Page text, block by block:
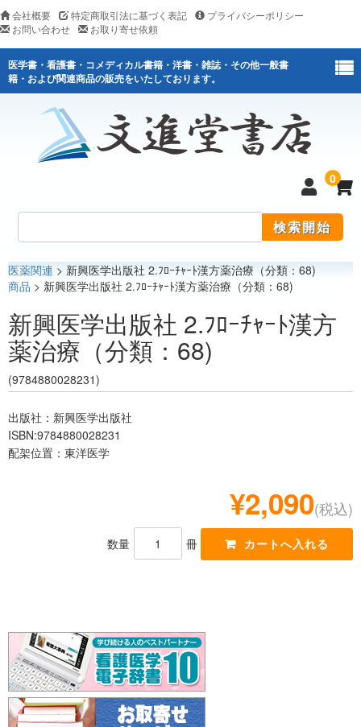
会社概要 特定商取引法に基づく表記
プライバシーポリシー
お問い合わせ
お取り寄せ依頼
医学書・看護書・コメディカル書籍・洋書・雑誌・その他一般書
籍・および関連商品の販売をいたしております。
0
医学
医薬関連
レジデント
医薬関連 > 新興医学出版社 2.ﾌﾛｰﾁｬｰﾄ漢方薬治療（分類：68)
商品 > 新興医学出版社 2.ﾌﾛｰﾁｬｰﾄ漢方薬治療（分類：68)
新興医学出版社 2.ﾌﾛｰﾁｬｰﾄ漢方
薬治療（分類：68)
(9784880028231)
出版社：新興医学出版社
ISBN:9784880028231
配架位置：東洋医学
¥2,090(税込)
数量 冊